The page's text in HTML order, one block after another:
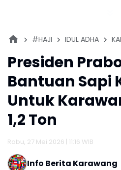
#HAJI IDUL ADHA
Presiden
Bantuan Sapi
Untuk
1,2 Ton
Rabu, 27 Mei 2026 | 11:16 WIB
Info Berita Karawang